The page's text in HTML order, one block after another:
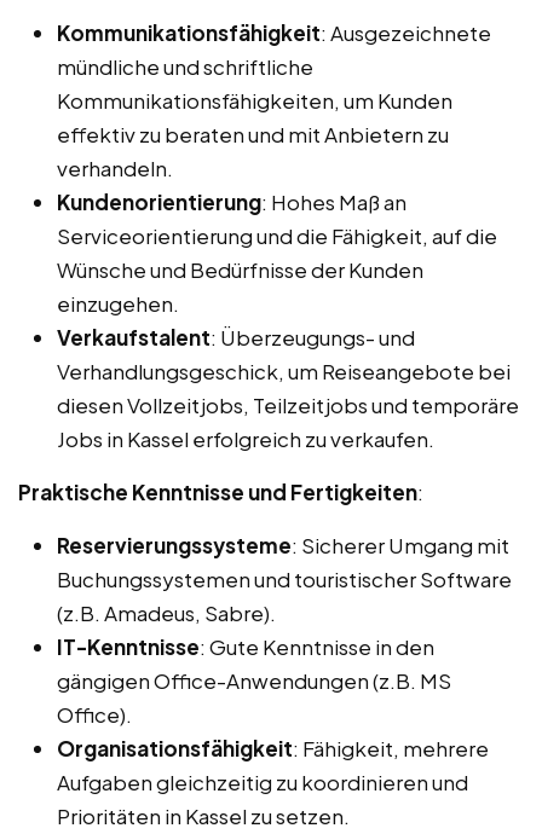
Kommunikationsfähigkeit: Ausgezeichnete
mündliche und schriftliche
Kommunikationsfähigkeiten, um Kunden
effektiv zu beraten und mit Anbietern zu
verhandeln.
Kundenorientierung: Hohes Maß an
Serviceorientierung und die Fähigkeit, auf die
Wünsche und Bedürfnisse der Kunden
einzugehen.
Verkaufstalent: Überzeugungs- und
Verhandlungsgeschick, um Reiseangebote bei
diesen Vollzeitjobs, Teilzeitjobs und temporäre
Jobs in Kassel erfolgreich zu verkaufen.
Praktische Kenntnisse und Fertigkeiten:
Reservierungssysteme: Sicherer Umgang mit
Buchungssystemen und touristischer Software
(z.B. Amadeus, Sabre).
IT-Kenntnisse: Gute Kenntnisse in den
gängigen Office-Anwendungen (z.B. MS
Office).
Organisationsfähigkeit: Fähigkeit, mehrere
Aufgaben gleichzeitig zu koordinieren und
Prioritäten in Kassel zu setzen.